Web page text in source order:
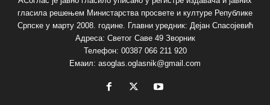
гласила решењем Министарства просвете и културе Републике
Српске у марту 2008. године. Главни уредник: Дејан Спасојевић
Адреса: Светог Саве 49 Зворник
Телефон: 00387 066 211 920
Емаил: asoglas.oglasnik@gmail.com